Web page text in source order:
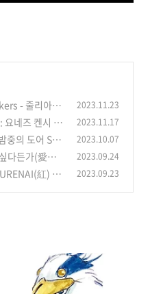
- 줄리아에
츄리 꼬꼬
(0)
2023.11.23
요네즈 켄시 -
(0)
2023.11.17
중의 도어 Sta
/발음 (0)
2023.10.07
다든가(愛を
미/해석/발음
2023.09.24
紅) 한
2023.09.23